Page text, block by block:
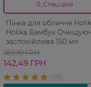
0_Спец.ціна
Пінка для обличчя
Holika Бамбук
заспокійлива 150 мл
189,99 ГРН
142,49 ГРН